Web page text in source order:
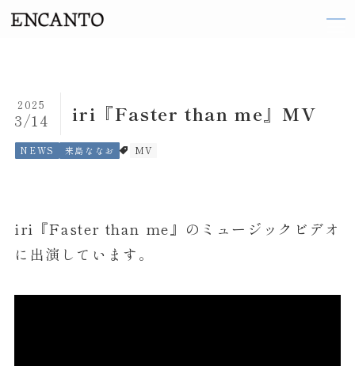
ARTIST
来島 ななお
阪井 まどか
iri『Faster than me』MV
2025
3/14
NEWS 来島ななお MV
iri『Faster than me』 のミュージックビデオ
に出演しています。